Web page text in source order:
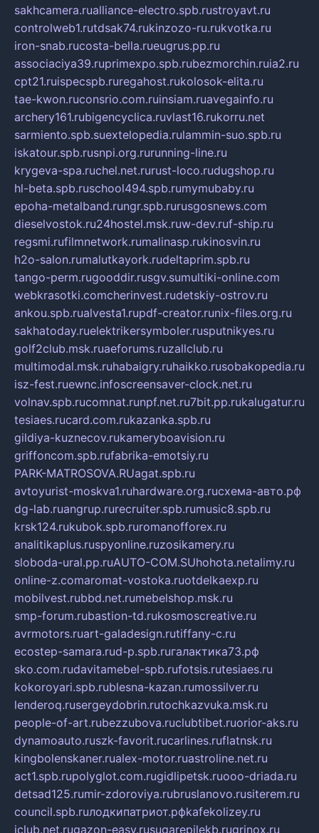
sakhcamera.rualliance-electro.spb.rustroyavt.ru
controlweb1.rutdsak74.rukinzozo-ru.rukvotka.ru
iron-snab.rucosta-bella.rueugrus.pp.ru
associaciya39.ruprimexpo.spb.rubezmorchin.ruia2.ru
cpt21.ruispecspb.ruregahost.rukolosok-elita.ru
tae-kwon.ruconsrio.com.ruinsiam.ruavegainfo.ru
archery161.rubigencyclica.ruvlast16.rukorru.net
sarmiento.spb.suextelopedia.rulammin-suo.spb.ru
iskatour.spb.rusnpi.org.rurunning-line.ru
krygeva-spa.ruchel.net.rurust-loco.rudugshop.ru
hl-beta.spb.ruschool494.spb.rumymubaby.ru
epoha-metalband.rungr.spb.rurusgosnews.com
dieselvostok.ru24hostel.msk.ruw-dev.ruf-ship.ru
regsmi.rufilmnetwork.rumalinasp.rukinosvin.ru
h2o-salon.rumalutkayork.rudeltaprim.spb.ru
tango-perm.rugooddir.rusgv.sumultiki-online.com
webkrasotki.comcherinvest.rudetskiy-ostrov.ru
ankou.spb.rualvesta1.rupdf-creator.runix-files.org.ru
sakhatoday.ruelektrikersymboler.rusputnikyes.ru
golf2club.msk.ruaeforums.ruzallclub.ru
multimodal.msk.ruhabaigry.ruhaikko.rusobakopedia.ru
isz-fest.ruewnc.infoscreensaver-clock.net.ru
volnav.spb.rucomnat.runpf.net.ru7bit.pp.rukalugatur.ru
tesiaes.rucard.com.rukazanka.spb.ru
gildiya-kuznecov.rukameryboavision.ru
griffoncom.spb.rufabrika-emotsiy.ru
PARK-MATROSOVA.RUagat.spb.ru
avtoyurist-moskva1.ruhardware.org.ruсхема-авто.рф
dg-lab.ruangrup.rurecruiter.spb.rumusic8.spb.ru
krsk124.rukubok.spb.ruromanofforex.ru
analitikaplus.ruspyonline.ruzosikamery.ru
sloboda-ural.pp.ruAUTO-COM.SUhohota.netalimy.ru
online-z.comaromat-vostoka.ruotdelkaexp.ru
mobilvest.rubbd.net.rumebelshop.msk.ru
smp-forum.rubastion-td.rukosmoscreative.ru
avrmotors.ruart-galadesign.rutiffany-c.ru
ecostep-samara.rud-p.spb.ruгалактика73.рф
sko.com.rudavitamebel-spb.rufotsis.rutesiaes.ru
kokoroyari.spb.rublesna-kazan.rumossilver.ru
lenderoq.rusergeydobrin.rutochkazvuka.msk.ru
people-of-art.rubezzubova.ruclubtibet.ruorior-aks.ru
dynamoauto.ruszk-favorit.rucarlines.ruflatnsk.ru
kingbolenskaner.rualex-motor.ruastroline.net.ru
act1.spb.rupolyglot.com.rugidlipetsk.ruooo-driada.ru
detsad125.rumir-zdoroviya.rubruslanovo.rusiterem.ru
council.spb.ruлодкипатриот.рфkafekolizey.ru
iclub.net.rugazon-easy.rusugarepilekb.rugrinox.ru